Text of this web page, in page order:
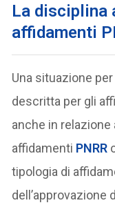
La disciplina
affidamenti
Una situazione
descritta per gli
anche in relazione
affidamenti PNRR
tipologia di
dell’approvazione